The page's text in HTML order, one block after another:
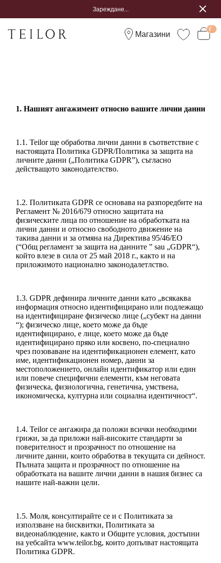
Зареждане...
Магазини
1. Нашият ангажимент относно вашите лични данни
1.1. Teilor ще обработва лични данни в съответствие с
настоящата Политика GDPR/Политика за защита на
личните данни („Политика GDPR”), съгласно
действащото законодателство.
1.2. Политиката GDPR се основава на разпоредбите на
Регламент № 2016/679 относно защитата на
физическите лица по отношение на обработката на
лични данни и относно свободното движение на
такива данни и за отмяна на Директива 95/46/ЕО
(“Общ регламент за защита на данните ” sau „GDPR“),
който влезе в сила от 25 май 2018 г., както и на
приложимото национално законодалетлство.
1.3. GDPR дефинира личните данни като „всякаква
информация относно идентифицирано или подлежащо
на идентифициране физическо лице („субект на данни
“); физическо лице, което може да бъде
идентифицирано, е лице, което може да бъде
идентифицирано пряко или косвено, по-специално
чрез позоваване на идентификационен елемент, като
име, идентификационен номер, данни за
местоположението, онлайн идентификатор или един
или повече специфични елементи, към неговата
физическа, физиологична, генетична, умствена,
икономическа, културна или социална идентичност“.
1.4. Teilor се ангажира да положи всички необходими
грижи, за да приложи най-високите стандарти за
поверителност и прозрачност по отношение на
личните данни, които обработва в текущата си дейност.
Пълната защита и прозрачност по отношение на
обработката на вашите лични данни в нашия бизнес са
нашите най-важни цели.
1.5. Моля, консултирайте се и с Политиката за
използване на бисквитки, Политиката за
видеонаблюдение, както и Общите условия, достъпни
на уебсайта www.teilor.bg, които допълват настоящата
Политика GDPR.